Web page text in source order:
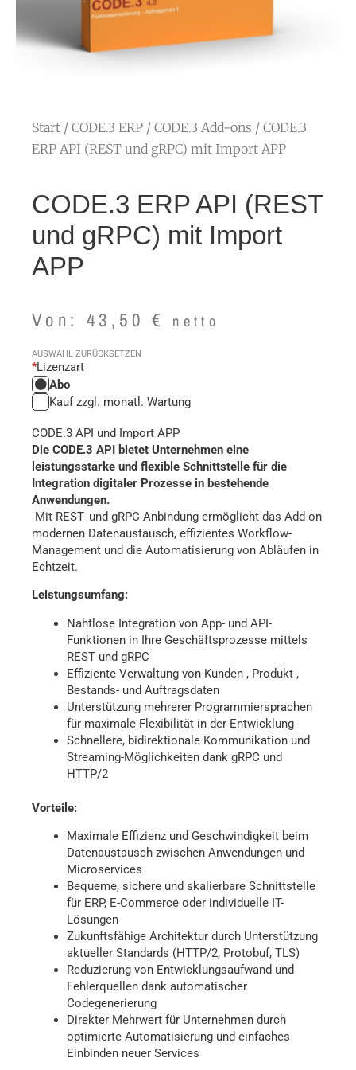
Start / CODE.3 ERP / CODE.3 Add-ons / CODE.3
ERP API (REST und gRPC) mit Import APP
CODE.3 ERP API (REST
und gRPC) mit Import
APP
Von: 43,50€ netto
*Lizenzart
Abo
Kauf zzgl. monatl. Wartung
AUSWAHL ZURÜCKSETZEN
CODE.3 API und Import APP
Die CODE.3 API bietet Unternehmen eine
leistungsstarke und flexible Schnittstelle für die
Integration digitaler Prozesse in bestehende
Anwendungen.
Mit REST- und gRPC-Anbindung ermöglicht das Add-on
modernen Datenaustausch, effizientes Workflow-
Management und die Automatisierung von Abläufen in
Echtzeit.​
Leistungsumfang:
Nahtlose Integration von App- und API-
Funktionen in Ihre Geschäftsprozesse mittels
REST und gRPC​
Effiziente Verwaltung von Kunden-, Produkt-,
Bestands- und Auftragsdaten​
Unterstützung mehrerer Programmiersprachen
für maximale Flexibilität in der Entwicklung​
Schnellere, bidirektionale Kommunikation und
Streaming-Möglichkeiten dank gRPC und
HTTP/2​
Vorteile:
Maximale Effizienz und Geschwindigkeit beim
Datenaustausch zwischen Anwendungen und
Microservices​
Bequeme, sichere und skalierbare Schnittstelle
für ERP, E-Commerce oder individuelle IT-
Lösungen​
Zukunftsfähige Architektur durch Unterstützung
aktueller Standards (HTTP/2, Protobuf, TLS)​
Reduzierung von Entwicklungsaufwand und
Fehlerquellen dank automatischer
Codegenerierung​
Direkter Mehrwert für Unternehmen durch
optimierte Automatisierung und einfaches
Einbinden neuer Services​
CODE.3
ERP
API
(REST
gRPC)
mit
Import
APP
Menge